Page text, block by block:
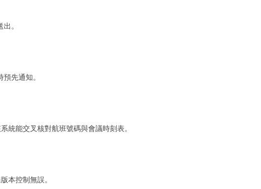
。
先通知。
統能交叉核對航班號碼與會議時刻表。
本控制無誤。